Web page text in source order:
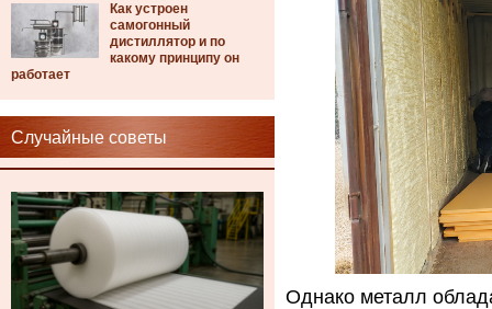
Как устроен
самогонный
дистиллятор и по
какому принципу он
работает
Случайные советы
Однако металл